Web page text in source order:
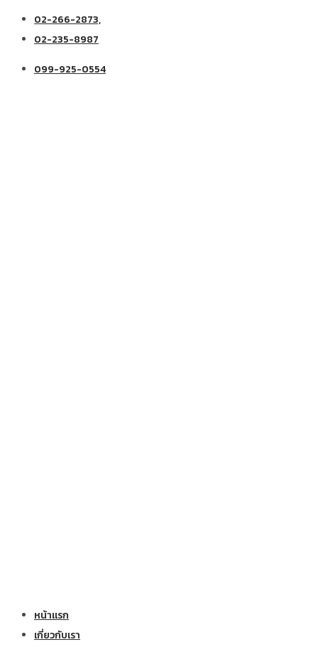
02-266-2873,
02-235-8987
099-925-0554
หน้าแรก
เกี่ยวกับเรา